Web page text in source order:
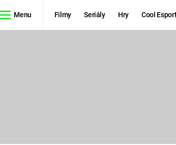
Menu Filmy Seriály Hry Cool